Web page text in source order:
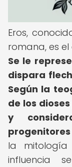
Eros,
romana, es
Se le
dispara
Según la
de los
y
la
influencia